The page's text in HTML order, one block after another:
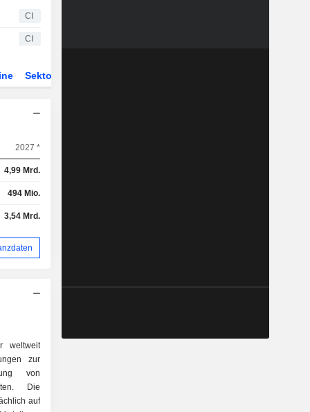
CI
CI
Sektor
2027 *
4,99 Mrd.
494 Mio.
3,54 Mrd.
weltweit
zur
von
Die
auf